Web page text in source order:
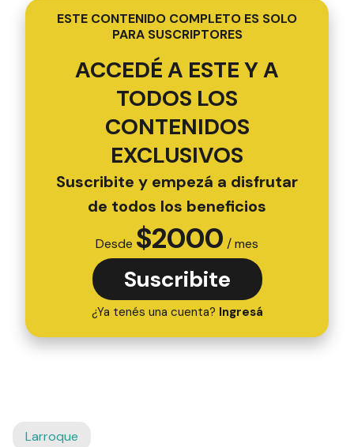
ESTE CONTENIDO COMPLETO ES SOLO
PARA SUSCRIPTORES
ACCEDÉ A ESTE Y A
TODOS LOS
CONTENIDOS
EXCLUSIVOS
Suscribite y empezá a disfrutar
de todos los beneficios
Desde $2000 / mes
Suscribite
¿Ya tenés una cuenta? Ingresá
Larroque